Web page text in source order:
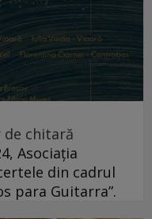
chitară
Asociația
din cadrul
para Guitarra”.